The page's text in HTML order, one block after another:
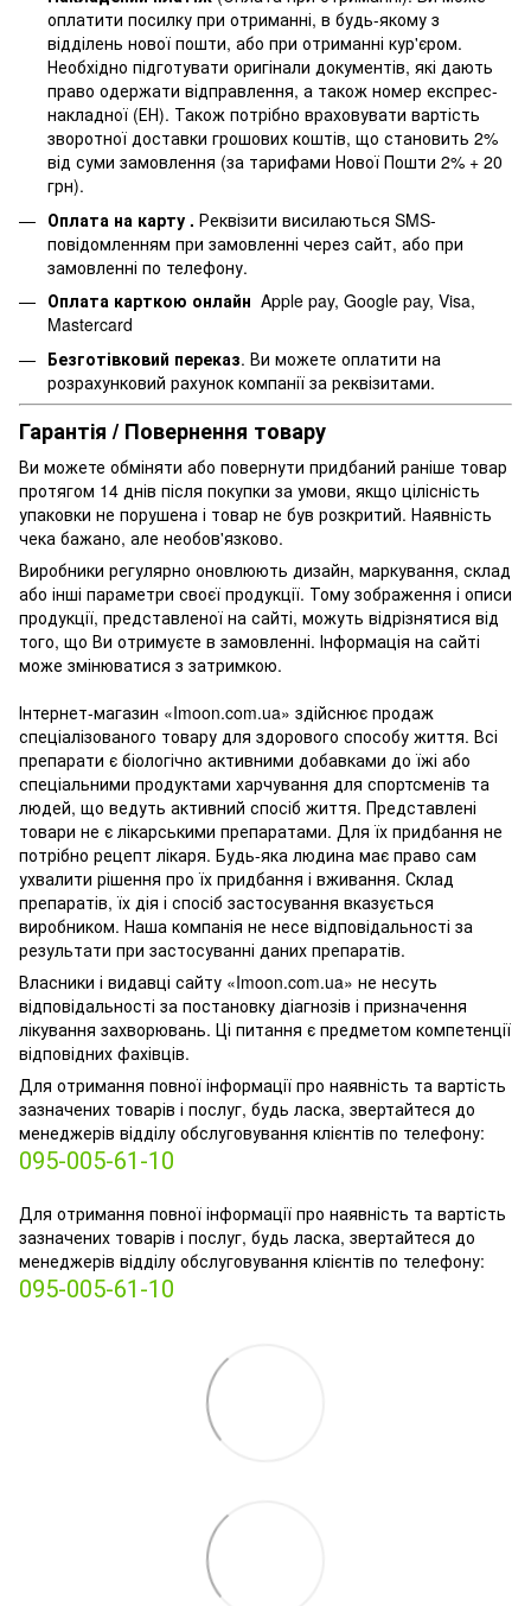
оплатити посилку при отриманні, в будь-якому з
відділень нової пошти, або при отриманні кур'єром.
Необхідно підготувати оригінали документів, які дають
право одержати відправлення, а також номер експрес-
накладної (ЕН). Також потрібно враховувати вартість
зворотної доставки грошових коштів, що становить 2%
від суми замовлення (за тарифами Нової Пошти 2% + 20
грн).
Оплата на карту . Реквізити висилаються SMS-
повідомленням при замовленні через сайт, або при
замовленні по телефону.
Оплата карткою онлайн Apple pay, Google pay, Visa,
Mastercard
Безготівковий переказ. Ви можете оплатити на
розрахунковий рахунок компанії за реквізитами.
Гарантія / Повернення товару
Ви можете обміняти або повернути придбаний раніше товар
протягом 14 днів після покупки за умови, якщо цілісність
упаковки не порушена і товар не був розкритий. Наявність
чека бажано, але необов'язково.
Виробники регулярно оновлюють дизайн, маркування, склад
або інші параметри своєї продукції. Тому зображення і описи
продукції, представленої на сайті, можуть відрізнятися від
того, що Ви отримуєте в замовленні. Інформація на сайті
може змінюватися з затримкою.
Інтернет-магазин «Imoon.com.ua» здійснює продаж
спеціалізованого товару для здорового способу життя. Всі
препарати є біологічно активними добавками до їжі або
спеціальними продуктами харчування для спортсменів та
людей, що ведуть активний спосіб життя. Представлені
товари не є лікарськими препаратами. Для їх придбання не
потрібно рецепт лікаря. Будь-яка людина має право сам
ухвалити рішення про їх придбання і вживання. Склад
препаратів, їх дія і спосіб застосування вказується
виробником. Наша компанія не несе відповідальності за
результати при застосуванні даних препаратів.
Власники і видавці сайту «Imoon.com.ua» не несуть
відповідальності за постановку діагнозів і призначення
лікування захворювань. Ці питання є предметом компетенції
відповідних фахівців.
Для отримання повної інформації про наявність та вартість
зазначених товарів і послуг, будь ласка, звертайтеся до
менеджерів відділу обслуговування клієнтів по телефону:
095-005-61-10
Для отримання повної інформації про наявність та вартість
зазначених товарів і послуг, будь ласка, звертайтеся до
менеджерів відділу обслуговування клієнтів по телефону:
095-005-61-10